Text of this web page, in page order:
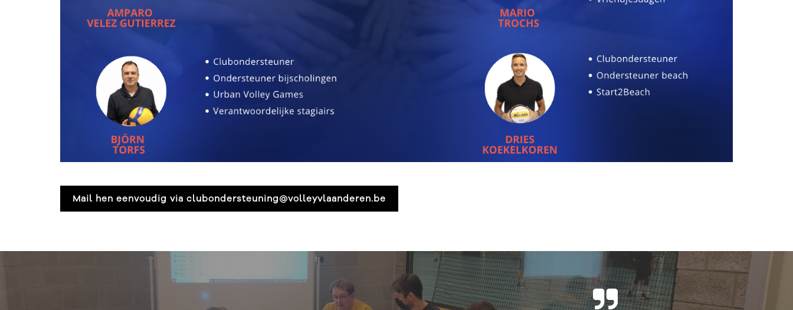
Mail hen eenvoudig via clubondersteuning@volleyvlaanderen.be